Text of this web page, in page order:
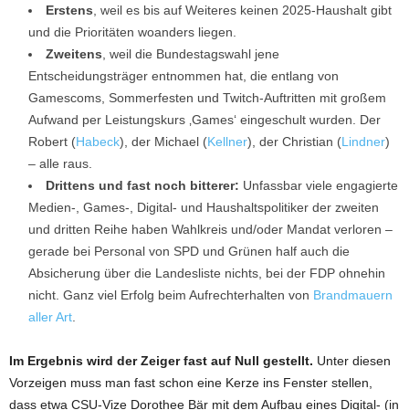
Erstens , weil es bis auf Weiteres keinen 2025-Haushalt gibt
und die Prioritäten woanders liegen.
Zweitens , weil die Bundestagswahl jene
Entscheidungsträger entnommen hat, die entlang von
Gamescoms, Sommerfesten und Twitch-Auftritten mit großem
Aufwand per Leistungskurs ‚Games‘ eingeschult wurden. Der
Robert (Habeck), der Michael (Kellner), der Christian (Lindner)
– alle raus.
Drittens und fast noch bitterer: Unfassbar viele engagierte
Medien-, Games-, Digital- und Haushaltspolitiker der zweiten
und dritten Reihe haben Wahlkreis und/oder Mandat verloren –
gerade bei Personal von SPD und Grünen half auch die
Absicherung über die Landesliste nichts, bei der FDP ohnehin
nicht. Ganz viel Erfolg beim Aufrechterhalten von Brandmauern
aller Art
Im Ergebnis wird der Zeiger fast auf Null gestellt. Unter diesen
Vorzeigen muss man fast schon eine Kerze ins Fenster stellen,
dass etwa CSU-Vize Dorothee Bär mit dem Aufbau eines Digital- (in